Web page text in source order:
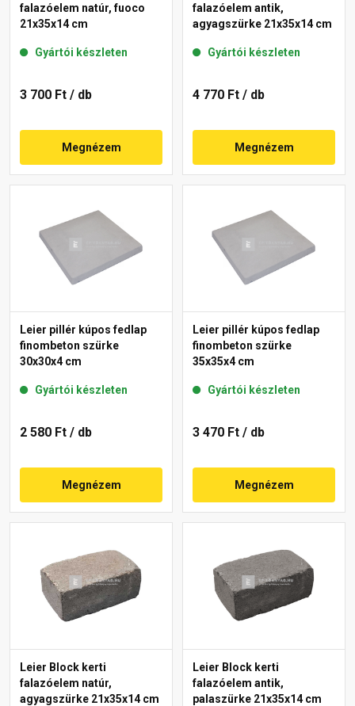
falazóelem natúr, fuoco
21x35x14 cm
Gyártói készleten
3 700 Ft / db
Megnézem
falazóelem antik,
agyagszürke 21x35x14 cm
Gyártói készleten
4 770 Ft / db
Megnézem
Leier pillér kúpos fedlap
finombeton szürke
30x30x4 cm
Gyártói készleten
2 580 Ft / db
Megnézem
Leier pillér kúpos fedlap
finombeton szürke
35x35x4 cm
Gyártói készleten
3 470 Ft / db
Megnézem
Leier Block kerti
falazóelem natúr,
agyagszürke 21x35x14 cm
Leier Block kerti
falazóelem antik,
palaszürke 21x35x14 cm